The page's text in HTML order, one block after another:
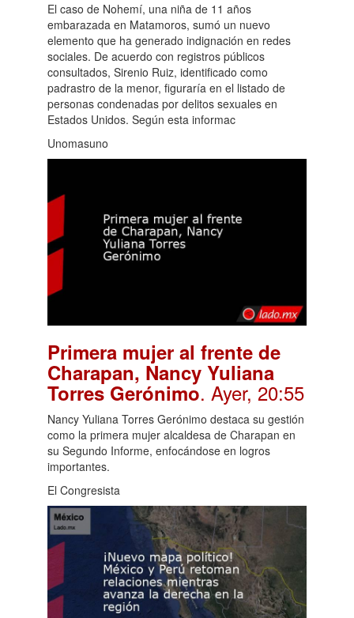
El caso de Nohemí, una niña de 11 años
embarazada en Matamoros, sumó un nuevo
elemento que ha generado indignación en redes
sociales. De acuerdo con registros públicos
consultados, Sirenio Ruiz, identificado como
padrastro de la menor, figuraría en el listado de
personas condenadas por delitos sexuales en
Estados Unidos. Según esta informac
Unomasuno
Primera mujer al frente de
Charapan, Nancy Yuliana
Torres Gerónimo. Ayer, 20:55
Nancy Yuliana Torres Gerónimo destaca su gestión
como la primera mujer alcaldesa de Charapan en
su Segundo Informe, enfocándose en logros
importantes.
El Congresista